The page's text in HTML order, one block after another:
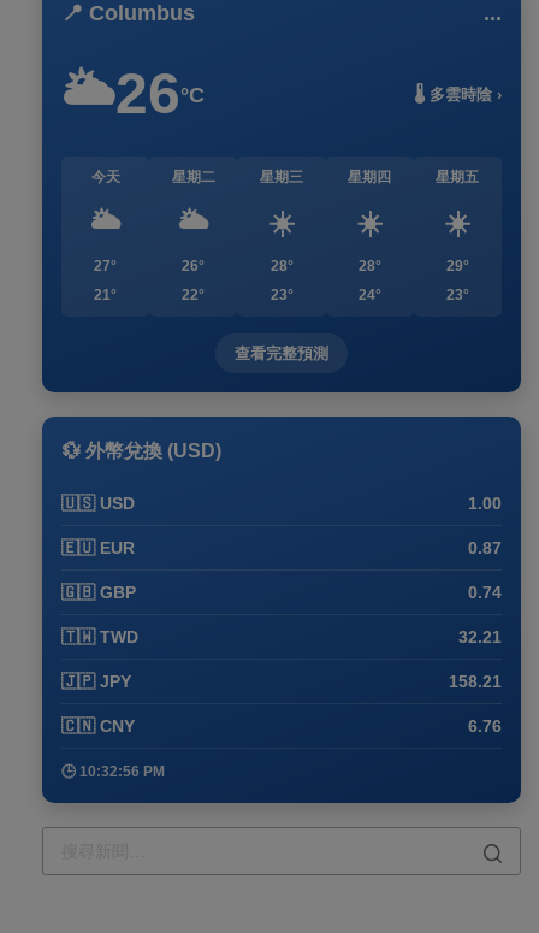
📍 Columbus ...
🌥️26°C 🌡️ 多雲時陰 ›
今天
🌥️
27°
21°
星期二
🌥️
26°
22°
星期三
☀️
28°
23°
星期四
☀️
28°
24°
星期五
☀️
29°
23°
查看完整預測
💱 外幣兌換 (USD)
🇺🇸 USD 1.00
🇪🇺 EUR 0.87
🇬🇧 GBP 0.74
🇹🇼 TWD 32.21
🇯🇵 JPY 158.21
🇨🇳 CNY 6.76
🕒 10:32:56 PM